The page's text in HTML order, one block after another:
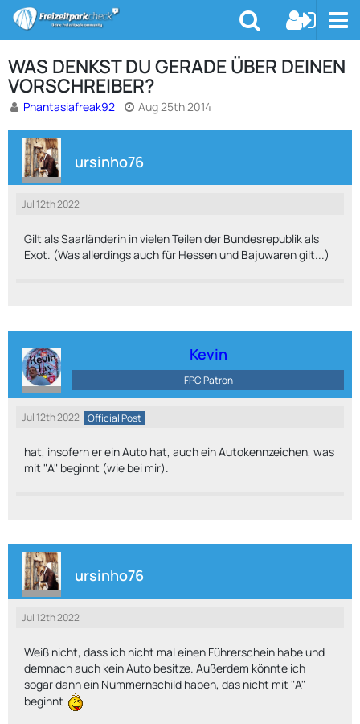
WAS DENKST DU GERADE ÜBER DEINEN
VORSCHREIBER?
Phantasiafreak92 Aug 25th 2014
ursinho76
Jul 12th 2022
Gilt als Saarländerin in vielen Teilen der Bundesrepublik als
Exot. (Was allerdings auch für Hessen und Bajuwaren gilt...)
Kevin
FPC Patron
Jul 12th 2022 Official Post
hat, insofern er ein Auto hat, auch ein Autokennzeichen, was
mit "A" beginnt (wie bei mir).
ursinho76
Jul 12th 2022
Weiß nicht, dass ich nicht mal einen Führerschein habe und
demnach auch kein Auto besitze. Außerdem könnte ich
sogar dann ein Nummernschild haben, das nicht mit "A"
beginnt